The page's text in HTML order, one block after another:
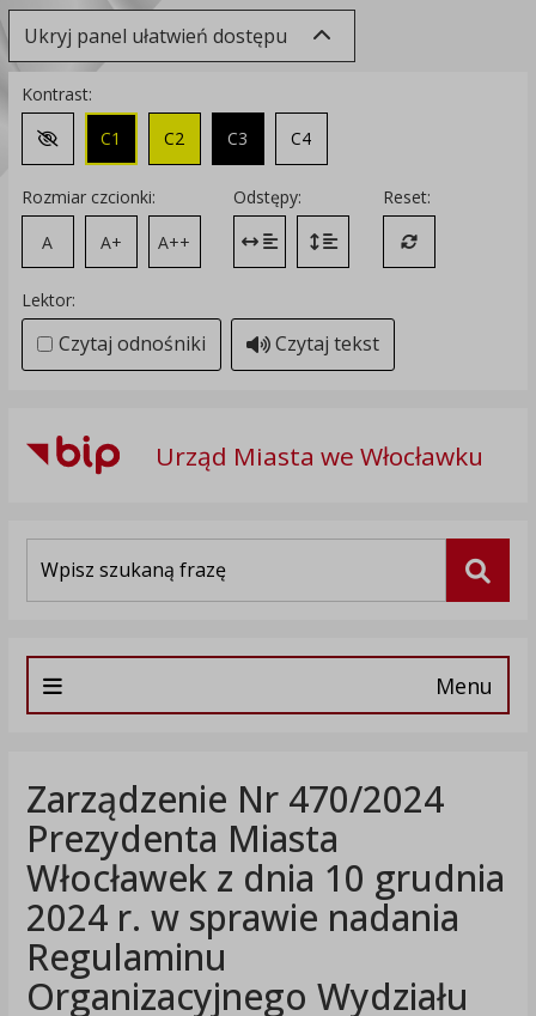
Ukryj panel ułatwień dostępu
Kontrast:
Zmień kontrast na domyślny
C1 C2 C3 C4
Rozmiar czcionki:
A
A+ A++
Odstępy:
Zmień odstęp między literami
Zmień interlinię i margines
Reset:
Przywróć
Lektor:
Czytaj odnośniki Czytaj tekst
Urząd Miasta we Włocławku
Menu
Zarządzenie Nr 470/2024
Prezydenta Miasta
Włocławek z dnia 10 grudnia
2024 r. w sprawie nadania
Regulaminu
Organizacyjnego Wydziału